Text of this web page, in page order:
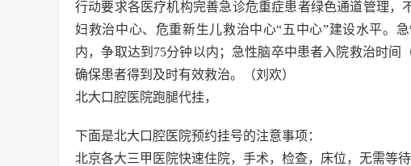
行动要求各医疗机构完善急诊危重症患者绿色通道管理
妇救治中心、危重新生儿救治中心“五中心”建设水平。
内，争取达到75分钟以内；急性脑卒中患者入院救治时间
确保患者得到及时有效救治。（刘欢）
北大口腔医院跑腿代挂，
下面是北大口腔医院预约挂号的注意事项：
北京各大三甲医院快速住院，手术，检查，床位，无需等待